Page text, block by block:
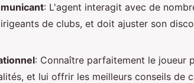
: L'agent interagit avec de
de clubs, et doit ajuster son
: Connaître parfaitement le joueur
et lui offrir les meilleurs conseils de